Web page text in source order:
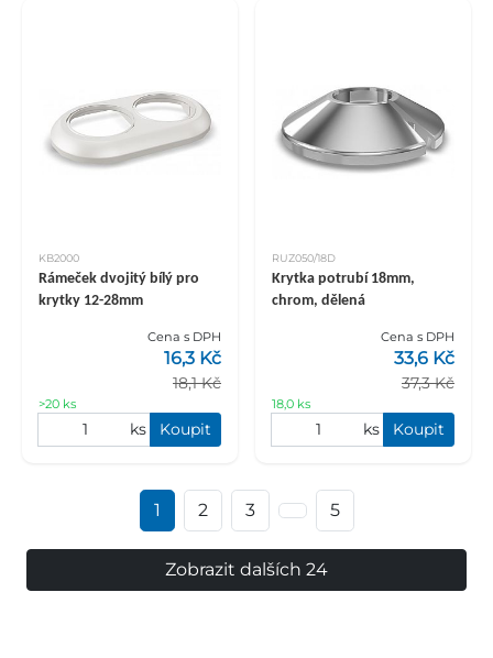
KB2000
Rámeček dvojitý bílý pro
krytky 12-28mm
Cena s DPH
18,1 Kč
16,3 Kč
>20 ks
ks Koupit
RUZ050/18D
Krytka potrubí 18mm,
chrom, dělená
Cena s DPH
37,3 Kč
33,6 Kč
18,0 ks
ks Koupit
1 2 3 5
Zobrazit dalších 24